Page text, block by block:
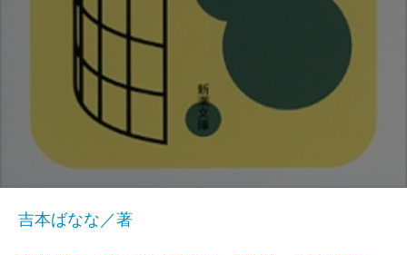
吉本ばなな／著